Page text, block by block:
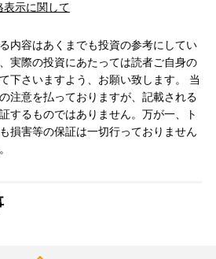
表示に関して
内容はあくまでも投資の参考にしてい
実際の投資にあたっては読者ご自身の
下さいますよう、お願い致します。 当
注意を払っておりますが、記載される
するものではありません。万が一、ト
損害等の保証は一切行っておりません